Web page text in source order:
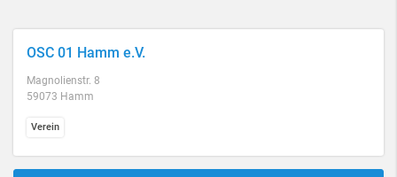
OSC 01 Hamm e.V.
Magnolienstr. 8
59073 Hamm
Verein